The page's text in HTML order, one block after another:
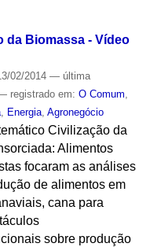
da Biomassa - Vídeo
02/2014 — última
registrado em: O Comum,
, Energia, Agronegócio
Civilização da
Alimentos
focaram as análises
de alimentos em
cana para
sobre produção